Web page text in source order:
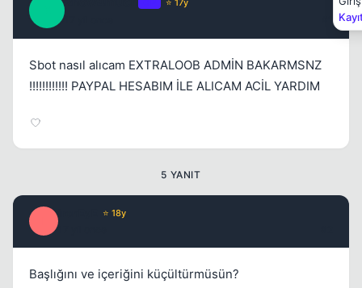
Sbot nasıl alıcam EXTRALOOB ADMİN BAKARMSNZ
!!!!!!!!!!!! PAYPAL HESABIM İLE ALICAM ACİL YARDIM
5 YANIT
⭐ 18y
Başlığını ve içeriğini küçültürmüsün?